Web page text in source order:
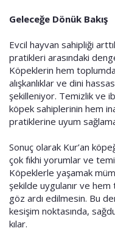
Geleceğe Dönük Bakış
Evcil hayvan sahipliği
pratikleri arasındaki
Köpeklerin hem
alışkanlıklar ve dini
şekilleniyor. Temizlik ve
köpek sahiplerinin hem
pratiklerine uyum
Sonuç olarak Kur’an
çok fıkhi yorumlar ve
Köpeklerle yaşamak
şekilde uygulanır ve
göz ardı edilmesin. Bu
kesişim noktasında,
kılar.